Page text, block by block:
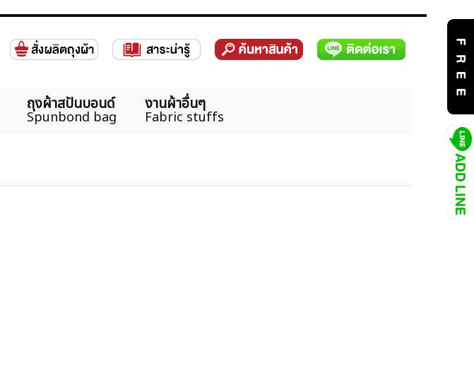
ถุงผ้าสปันบอนด์
Spunbond bag
งานผ้าอื่นๆ
Fabric stuffs